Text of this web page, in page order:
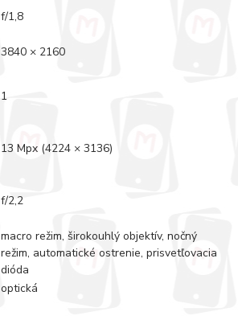
f/1,8
3840 × 2160
1
13 Mpx (4224 × 3136)
f/2,2
macro režim, širokouhlý objektív, nočný
režim, automatické ostrenie, prisvetľovacia
dióda
optická